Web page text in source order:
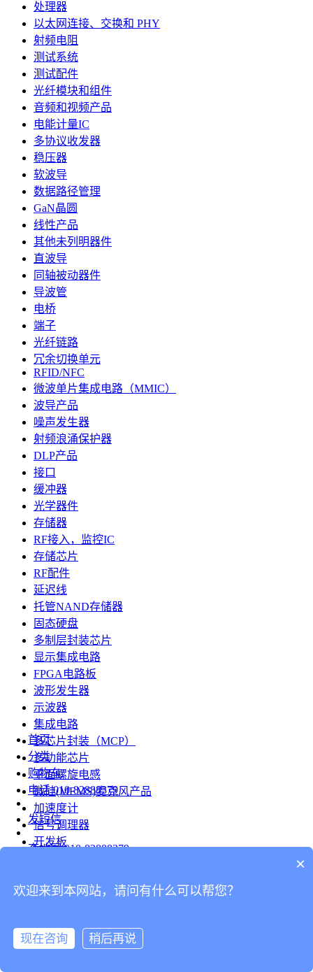
处理器
以太网连接、交换和 PHY
射频电阻
测试系统
测试配件
光纤模块和组件
音频和视频产品
电能计量IC
多协议收发器
稳压器
软波导
数据路径管理
GaN晶圆
线性产品
其他未列明器件
直波导
同轴被动器件
导波管
电桥
端子
光纤链路
冗余切换单元
RFID/NFC
微波单片集成电路（MMIC）
波导产品
噪声发生器
射频浪涌保护器
DLP产品
接口
缓冲器
光学器件
存储器
RF接入，监控IC
存储芯片
RF配件
延迟线
托管NAND存储器
固态硬盘
多制层封装芯片
显示集成电路
FPGA电路板
波形发生器
示波器
集成电路
多芯片封装（MCP）
多功能芯片
平面螺旋电感
微硅(MEMS)麦克风产品
加速度计
信号调理器
开发板
台式仪表
连接器
首页
分类
购物车
电话 010-82888379
发短信
查地图 010-82888379
分享
×
欢迎来到本网站，请问有什么可以帮您？
现在咨询 稍后再说